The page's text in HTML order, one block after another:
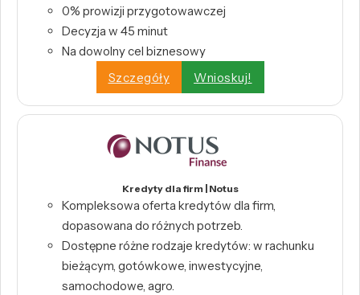
0% prowizji przygotowawczej
Decyzja w 45 minut
Na dowolny cel biznesowy
Szczegóły
Wnioskuj!
Kredyty dla firm | Notus
Kompleksowa oferta kredytów dla firm,
dopasowana do różnych potrzeb.
Dostępne różne rodzaje kredytów: w rachunku
bieżącym, gotówkowe, inwestycyjne,
samochodowe, agro.